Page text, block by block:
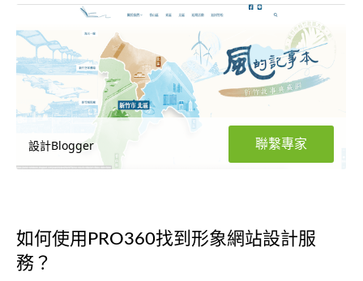
設計Blogger 聯繫專家
如何使用PRO360找到形象網站設計服
務？